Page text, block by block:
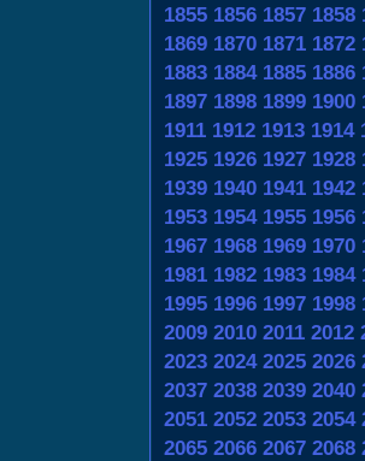
1855 1856 1857 1858
1869 1870 1871 1872
1883 1884 1885 1886
1897 1898 1899 1900
1911 1912 1913 1914
1925 1926 1927 1928
1939 1940 1941 1942
1953 1954 1955 1956
1967 1968 1969 1970
1981 1982 1983 1984
1995 1996 1997 1998
2009 2010 2011 2012
2023 2024 2025 2026
2037 2038 2039 2040
2051 2052 2053 2054
2065 2066 2067 2068